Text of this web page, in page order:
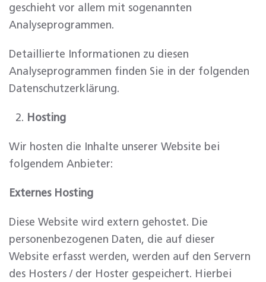
geschieht vor allem mit sogenannten
Analyseprogrammen.
Detaillierte Informationen zu diesen
Analyseprogrammen finden Sie in der folgenden
Datenschutzerklärung.
Hosting
Wir hosten die Inhalte unserer Website bei
folgendem Anbieter:
Externes Hosting
Diese Website wird extern gehostet. Die
personenbezogenen Daten, die auf dieser
Website erfasst werden, werden auf den Servern
des Hosters / der Hoster gespeichert. Hierbei